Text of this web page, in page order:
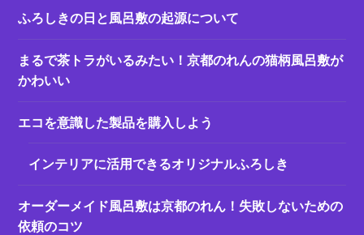
ふろしきの日と風呂敷の起源について
まるで茶トラがいるみたい！京都のれんの猫柄風呂敷が
かわいい
エコを意識した製品を購入しよう
インテリアに活用できるオリジナルふろしき
オーダーメイド風呂敷は京都のれん！失敗しないための
依頼のコツ